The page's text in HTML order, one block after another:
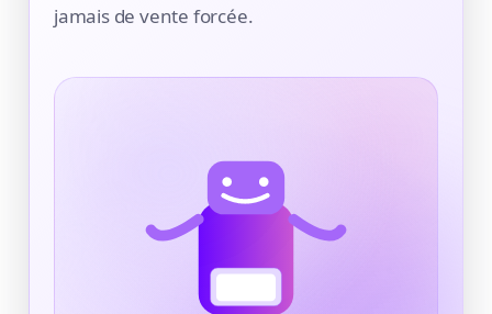
jamais de vente forcée.